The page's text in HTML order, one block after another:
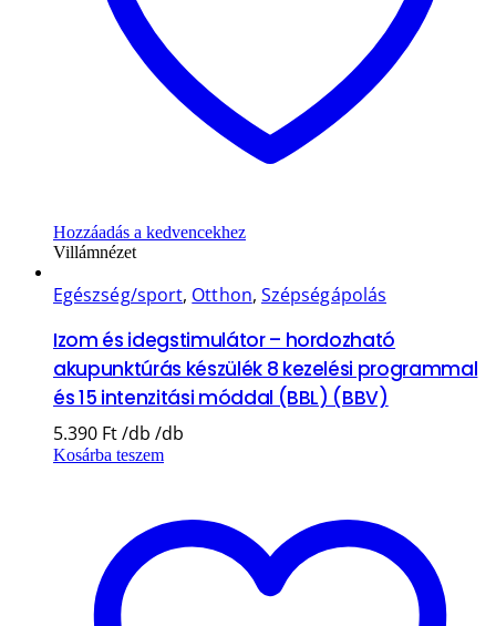
Hozzáadás a kedvencekhez
Villámnézet
Egészség/sport, Otthon, Szépségápolás
Izom és idegstimulátor – hordozható
akupunktúrás készülék 8 kezelési programmal
és 15 intenzitási móddal (BBL) (BBV)
5.390 Ft
Kosárba teszem